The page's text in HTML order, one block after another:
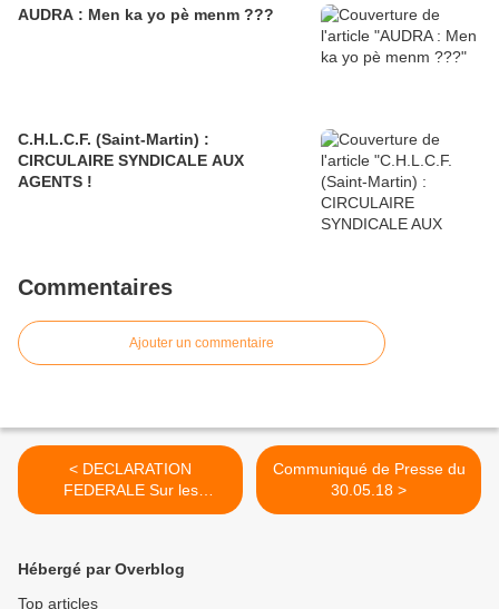
AUDRA : Men ka yo pè menm ???
C.H.L.C.F. (Saint-Martin) :
CIRCULAIRE SYNDICALE AUX
AGENTS !
Commentaires
Ajouter un commentaire
< DECLARATION
FEDERALE Sur les
sargasses, le chloredécone,
Communiqué de Presse du
30.05.18 >
Hébergé par Overblog
Top articles